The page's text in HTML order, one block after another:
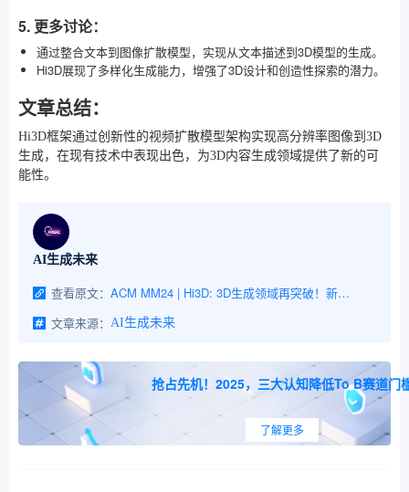
5. 更多讨论：
通过整合文本到图像扩散模型，实现从文本描述到3D模型的生成。
Hi3D展现了多样化生成能力，增强了3D设计和创造性探索的潜力。
文章总结：
Hi3D框架通过创新性的视频扩散模型架构实现高分辨率图像到3D
生成，在现有技术中表现出色，为3D内容生成领域提供了新的可
能性。
AI生成未来
查看原文：
ACM MM24 | Hi3D: 3D生成领域再突破！新视角生成和高分辨率生成双SOTA(复旦&智象等)
文章来源： AI生成未来
抢占先机！2025，三大认知降低To B赛道门
了解更多